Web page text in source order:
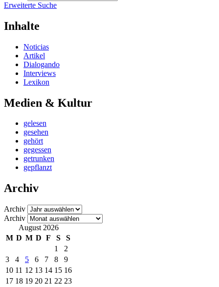
Erweiterte Suche
Inhalte
Noticias
Artikel
Dialogando
Interviews
Lexikon
Medien & Kultur
gelesen
gesehen
gehört
gegessen
getrunken
gepflanzt
Archiv
Archiv
Archiv
August 2026
M D M D F S
S
1
2
3
4 5 6 7 8
9
10 11 12 13 14 15 16
17 18 19 20 21 22 23